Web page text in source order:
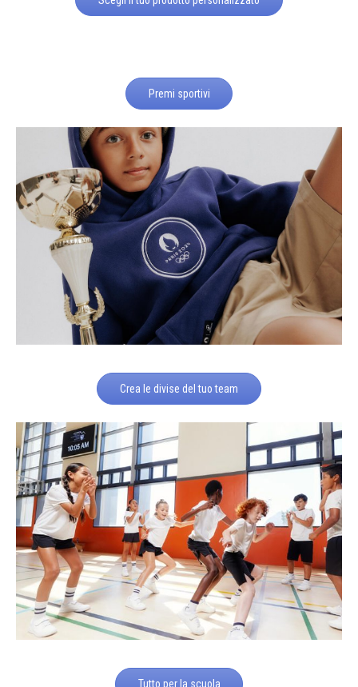
Premi sportivi
Crea le divise del tuo team
Tutto per la scuola